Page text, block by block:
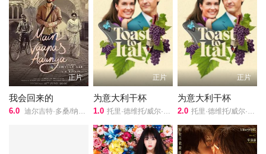
正片
我会回来的
6.0 迪尔吉特·多桑/纳萨鲁丁·沙/维当·雷纳/沙尔瓦里·瓦格/Manish Chaudhari/沙尤尼·古普塔/芭比塔·卡普/拉贾特·卡普尔/Vinod Nagpal/莉娜·夏尔马/Yo Yo Honey Singh/安妮娜·苏哈尼/桑贾伊·萨里/
正片
为意大利干杯
1.0 托里·德维托/威尔·坎普/莉莉·奈特/
正片
为意大利干杯
2.0 托里·德维托/威尔·坎普/莉莉·奈特/